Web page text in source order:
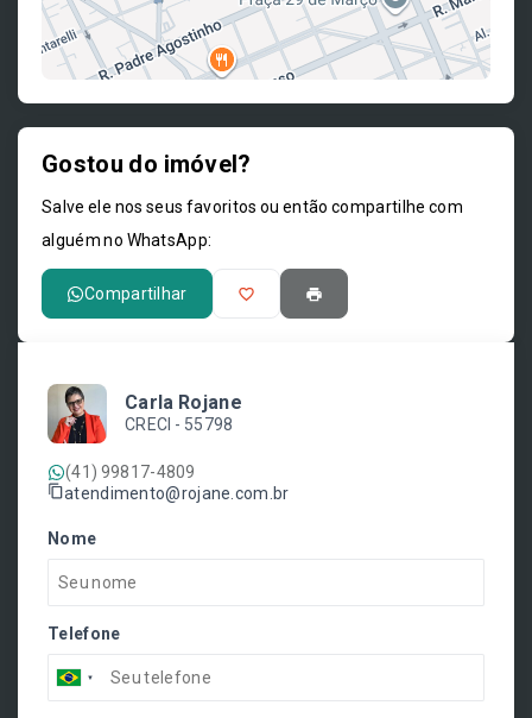
Gostou do imóvel?
Salve ele nos seus favoritos ou então compartilhe com
alguém no WhatsApp:
Compartilhar
Carla Rojane
CRECI - 55798
(41) 99817-4809
atendimento@rojane.com.br
Nome
Telefone